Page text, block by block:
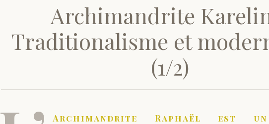
Archimandrite
Traditionalisme et
(1/2)
Archimandrite Raphaël est un